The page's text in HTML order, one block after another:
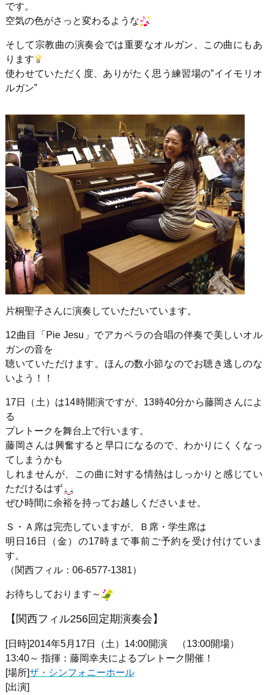
です。
空気の色がさっと変わるような
そして宗教曲の演奏会では重要なオルガン、この曲にもあ
ります
使わせていただく度、ありがたく思う練習場の”イイモリオ
ルガン”
片桐聖子さんに演奏していただいています。
12曲目「Pie Jesu」でアカペラの合唱の伴奏で美しいオル
ガンの音を
聴いていただけます。ほんの数小節なのでお聴き逃しのな
いよう！！
17日（土）は14時開演ですが、13時40分から藤岡さんによ
る
プレトークを舞台上で行います。
藤岡さんは興奮すると早口になるので、わかりにくくなっ
てしまうかも
しれませんが、この曲に対する情熱はしっかりと感じてい
ただけるはず
ぜひ時間に余裕を持ってお越しくださいませ。
Ｓ・Ａ席は完売していますが、Ｂ席・学生席は
明日16日（金）の17時まで事前ご予約を受け付けていま
す。
（関西フィル：06-6577-1381）
お待ちしております～
【関西フィル256回定期演奏会】
[日時]2014年5月17日（土）14:00開演 （13:00開場）
13:40～ 指揮：藤岡幸夫によるプレトーク開催！
[場所]ザ・シンフォニーホール
[出演]